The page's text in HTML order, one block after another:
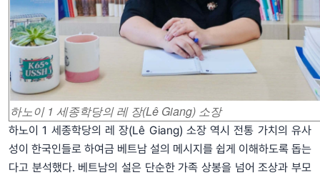
하노이 1 세종학당의 레 장(Lê Giang) 소장
하노이 1 세종학당의 레 장(Lê Giang) 소장 역시 전통 가치의 유사
성이 한국인들로 하여금 베트남 설의 메시지를 쉽게 이해하도록 돕는
다고 분석했다. 베트남의 설은 단순한 가족 상봉을 넘어 조상과 부모